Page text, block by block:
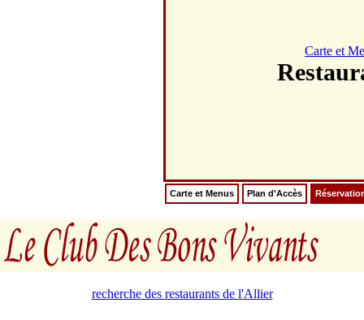
Carte et
Carte et Menus Plan d'Accès
recherche des restaurants de l'Allier